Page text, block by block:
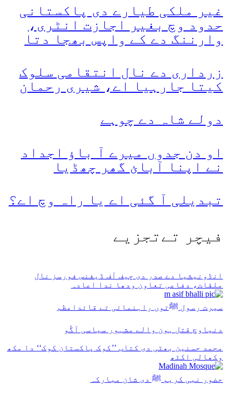
غیر ملکی طیارے دی پاکستانی
حدود وچ بغیر اجازت انٹری،
وارننگ دے کے واپس بھجا دتا
زرداری دے نال انتقامی سلوک
کیتا جارہیا اے، شیری رحمان
دولے شاہ دے چوہے
او دن جدوں میرے آ باؤ اجداد
نے اپنا آبائ گھر چھڈیا
تبدیلی آ گئی اے یا راہ وچ اے؟
فیچر تےتجزیے
انڈونیشیا دے صدر دی چیف آف ڈیفنس فورسز نال
ملقات، دفاعی تعاون ودھا ندا اعادہ
سیرت رسول ﷺتوں راہنمائی تے قائداعظم
دنیاوچ قتل ہون والے مشہور سیاسی آگُو
محمد حسنین بھٹی دی کتاب ’’کوک پاکستان کوک‘‘ دا مکھ
وکھالی اکٹھ
حضور نبی کریم ﷺ دی شان مبارکہ